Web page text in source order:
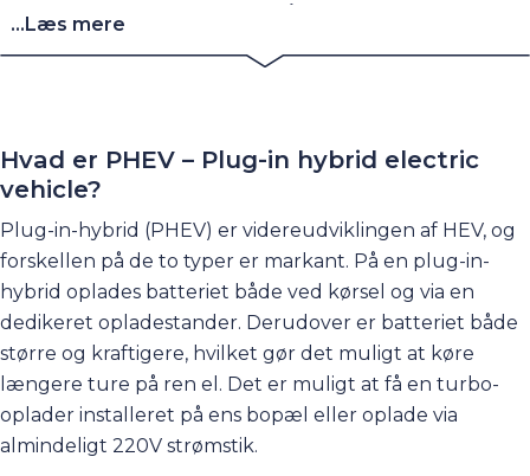
betydning for, om den kører på el eller benzin. Ved høje
el. Du får størst glæde af hybridteknologien ved
HEV-versionen af hybridbiler var grobunden for hele
udviklingen af hybridbiler, der har været på markedet i
over 20 år. I takt med større fokus på miljøet er
bilproducenterne begyndt at investere en masse
penge i hybridbiler med målet om at finde den bedst
mulige teknologi. Dette er årsagen til den enorme
udvikling, der pt. udspiller sig på hybrid- og
elbilmarkedet.
...Læs mere
Hvad er PHEV – Plug-in hybrid electric
vehicle?
Plug-in-hybrid (PHEV) er videreudviklingen af HEV, og
forskellen på de to typer er markant. På en plug-in-
hybrid oplades batteriet både ved kørsel og via en
dedikeret opladestander. Derudover er batteriet både
større og kraftigere, hvilket gør det muligt at køre
længere ture på ren el. Det er muligt at få en turbo-
oplader installeret på ens bopæl eller oplade via
almindeligt 220V strømstik.